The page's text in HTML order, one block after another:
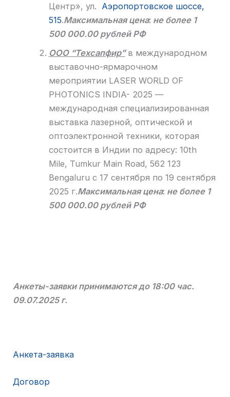
Центр», ул. Аэропортовское шоссе,
515.Максимальная цена: не более 1
500 000.00 рублей РФ
ООО “Техсапфир”в международном
выставочно-ярмарочном
мероприятии LASER WORLD OF
PHOTONICS INDIA- 2025 —
международная специализированная
выставка лазерной, оптической и
оптоэлектронной техники, которая
состоится в Индии по адресу: 10th
Mile, Tumkur Main Road, 562 123
Bengaluru с 17 сентября по 19 сентября
2025 г.Максимальная цена: не более 1
500 000.00 рублей РФ
Анкеты-заявки принимаются до 18:00 час.
09.07.2025 г.
Анкета-заявка
Договор